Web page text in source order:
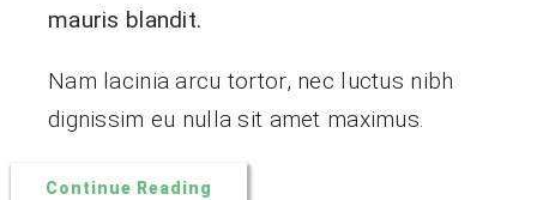
mauris blandit.
Nam lacinia arcu tortor, nec luctus nibh
dignissim eu nulla sit amet maximus.
Continue Reading